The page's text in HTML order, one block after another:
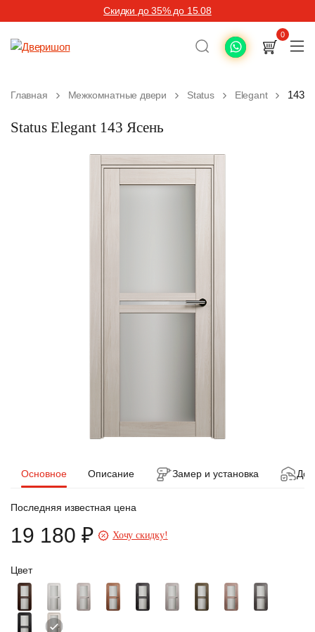
Скидки до 35% до 15.08
0
Главная Межкомнатные двери Status Elegant 143
Status Elegant 143 Ясень
Основное Описание Замер и установка
Цвет
Последняя известная цена
19 180 ₽ Хочу скидку!